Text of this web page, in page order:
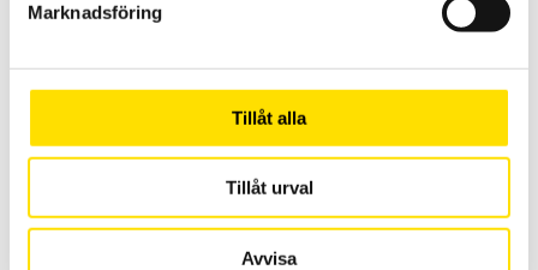
Marknadsföring
Tillåt alla
Tillåt urval
Avvisa